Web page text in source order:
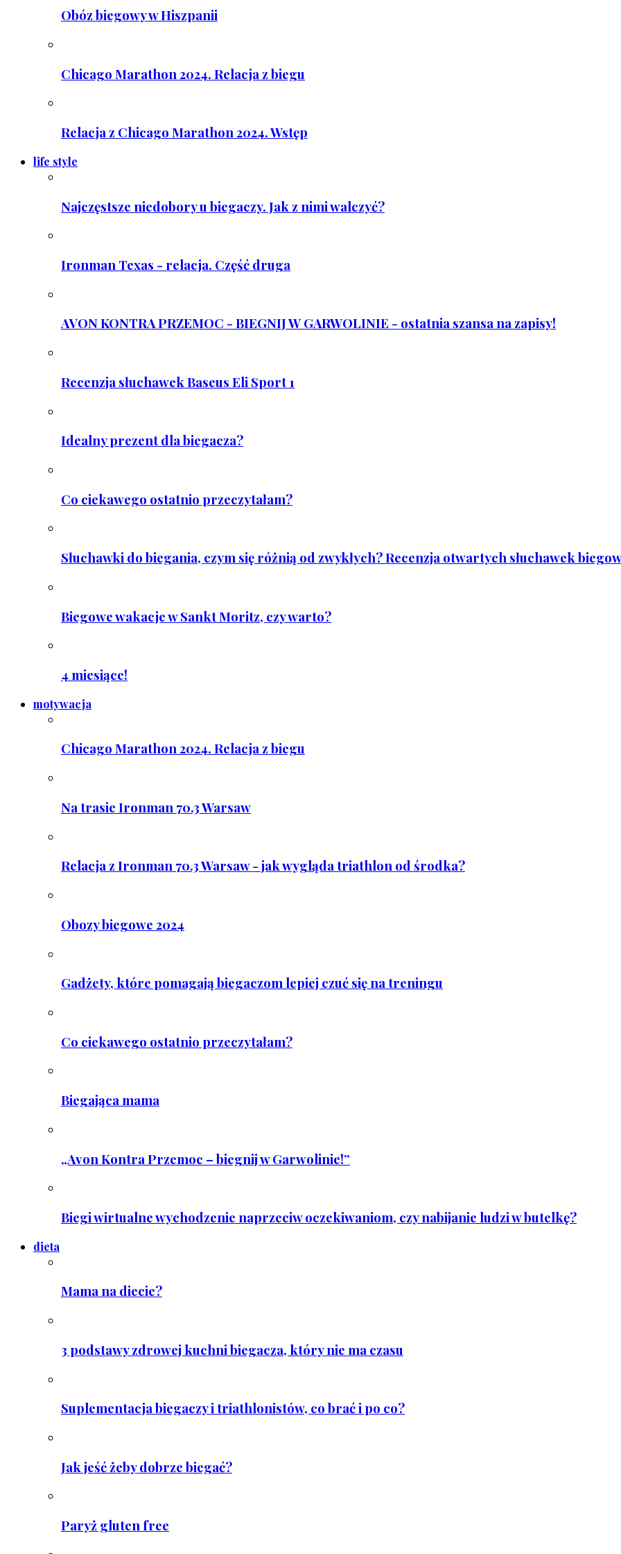
Obóz biegowy w Hiszpanii
Chicago Marathon 2024. Relacja z biegu
Relacja z Chicago Marathon 2024. Wstęp
life style
Najczęstsze niedobory u biegaczy. Jak z nimi walczyć?
Ironman Texas - relacja. Część druga
AVON KONTRA PRZEMOC - BIEGNIJ W GARWOLINIE - ostatnia szansa na zapisy!
Recenzja słuchawek Baseus Eli Sport 1
Idealny prezent dla biegacza?
Co ciekawego ostatnio przeczytałam?
Słuchawki do biegania, czym się różnią od zwykłych? Recenzja otwartych słuchawek
Biegowe wakacje w Sankt Moritz, czy warto?
4 miesiące!
motywacja
Chicago Marathon 2024. Relacja z biegu
Na trasie Ironman 70.3 Warsaw
Relacja z Ironman 70.3 Warsaw - jak wygląda triathlon od środka?
Obozy biegowe 2024
Gadżety, które pomagają biegaczom lepiej czuć się na treningu
Co ciekawego ostatnio przeczytałam?
Biegająca mama
„Avon Kontra Przemoc – biegnij w Garwolinie!”
Biegi wirtualne wychodzenie naprzeciw oczekiwaniom, czy nabijanie ludzi w butelkę?
dieta
Mama na diecie?
3 podstawy zdrowej kuchni biegacza, który nie ma czasu
Suplementacja biegaczy i triathlonistów, co brać i po co?
Jak jeść żeby dobrze biegać?
Paryż gluten free